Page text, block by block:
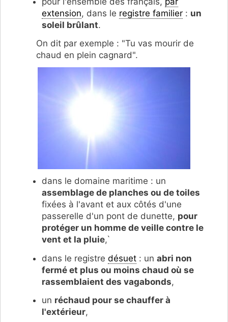
extension, dans le registre familier : un
soleil brûlant.
On dit par exemple : "Tu vas mourir de
chaud en plein cagnard".
dans le domaine maritime : un
assemblage de planches ou de toiles
fixées à l'avant et aux côtés d'une
passerelle d'un pont de dunette, pour
protéger un homme de veille contre le
vent et la pluie,`
dans le registre désuet : un abri non
fermé et plus ou moins chaud où se
rassemblaient des vagabonds,
un réchaud pour se chauffer à
l'extérieur,